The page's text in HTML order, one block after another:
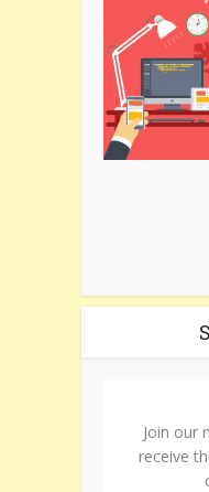
Join our
receive